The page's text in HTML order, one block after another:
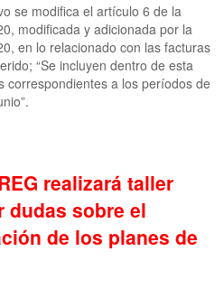
se modifica el artículo 6 de la
modificada y adicionada por la
en lo relacionado con las facturas
“Se incluyen dentro de esta
correspondientes a los períodos de
realizará taller
dudas sobre el
de los planes de